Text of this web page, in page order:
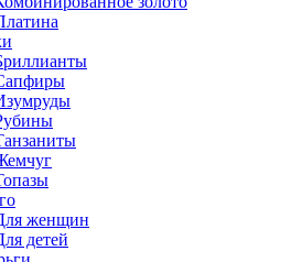
женщин
детей